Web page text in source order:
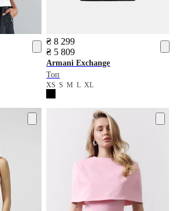
₴ 8 299
₴ 5 809
Armani Exchange
Топ
XSSMLXL